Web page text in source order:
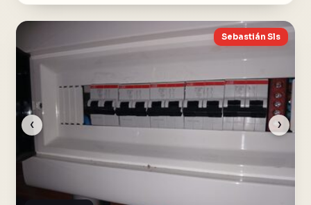
‹ ›
Sebastián Sls